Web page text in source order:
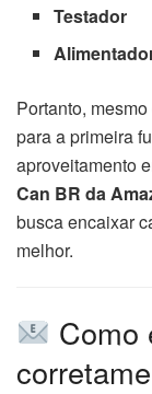
Testador
Portanto,
para a primeira
aproveitamento
Can BR da
busca encaixar
melhor.
Como